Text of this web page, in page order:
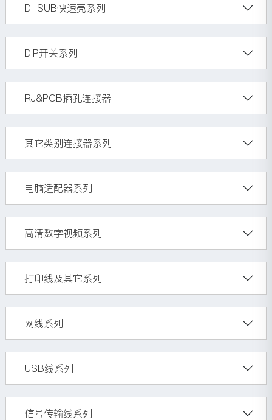
D-SUB快速壳系列
DIP开关系列
RJ&PCB插孔连接器
其它类别连接器系列
电脑适配器系列
高清数字视频系列
打印线及其它系列
网线系列
USB线系列
信号传输线系列